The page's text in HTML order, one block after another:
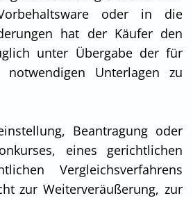
oder in die
hat der Käufer den
unter Übergabe der für
notwendigen Unterlagen zu
Beantragung oder
eines gerichtlichen
Vergleichsverfahrens
zur Weiterveräußerung, zur